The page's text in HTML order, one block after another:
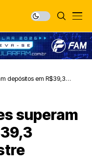
depósitos em R$39,3
superam